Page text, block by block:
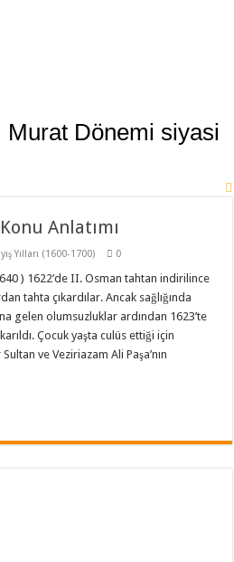
Murat Dönemi siyasi
Anlatımı
Yılları (1600-1700) 0
) 1622’de II. Osman tahtan indirilince
tahta çıkardılar. Ancak sağlığında
gelen olumsuzluklar ardından 1623’te
Çocuk yaşta culüs ettiği için
ve Veziriazam Ali Paşa’nın